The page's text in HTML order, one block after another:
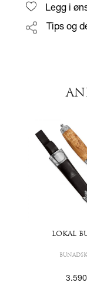
Legg i
Tips og
LOKAL
3.590